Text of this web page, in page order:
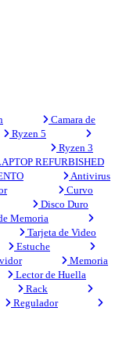
Camara de
Ryzen 5
Ryzen 3
REFURBISHED
Antivirus
Curvo
Disco Duro
Memoria
Tarjeta de Video
Estuche
Memoria
Lector de Huella
Rack
Regulador